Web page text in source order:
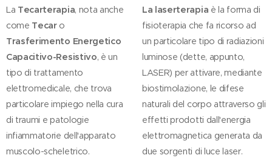
La Tecarterapia, nota anche
come Tecaro
Trasferimento Energetico
Capacitivo-Resistivo, è un
tipo di trattamento
elettromedicale, che trova
particolare impiego nella cura
di traumi e patologie
infiammatorie dell'apparato
muscolo-scheletrico.
La laserterapia è la forma di
fisioterapia che fa ricorso ad
un particolare tipo di radiazioni
luminose (dette, appunto,
LASER) per attivare, mediante
biostimolazione, le difese
naturali del corpo attraverso gli
effetti prodotti dall'energia
elettromagnetica generata da
due sorgenti di luce laser.